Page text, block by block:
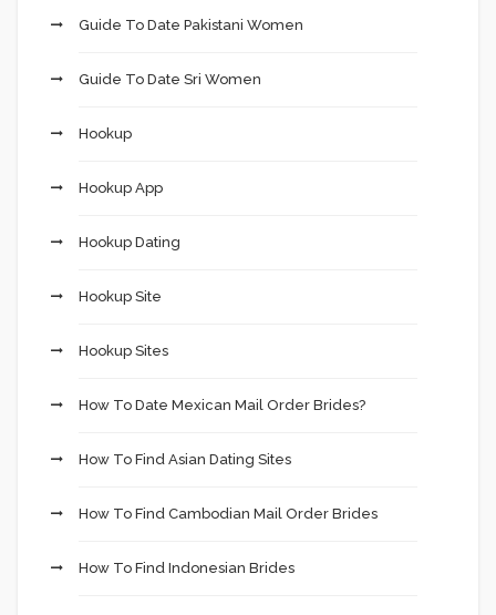
Guide To Date Pakistani Women
Guide To Date Sri Women
Hookup
Hookup App
Hookup Dating
Hookup Site
Hookup Sites
How To Date Mexican Mail Order Brides?
How To Find Asian Dating Sites
How To Find Cambodian Mail Order Brides
How To Find Indonesian Brides